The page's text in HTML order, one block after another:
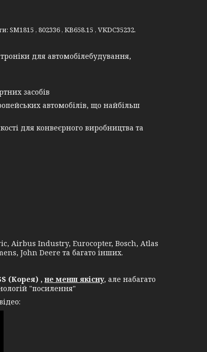
, 802336 , KB658.15 , VKDC35232.
для автомобілебудування,
засобів
автомобілів, що найбільш
для конвеєрного виробництва та
Airbus Industry, Eurocopter, Bosch, Atlas
John Deere та багато інших.
(Корея) ,не менш якісну, але набагато
"посилення"